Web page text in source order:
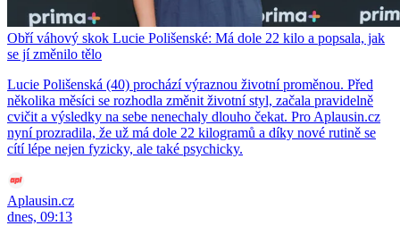
Obří váhový skok Lucie Polišenské: Má dole 22 kilo a popsala, jak
se jí změnilo tělo
Lucie Polišenská (40) prochází výraznou životní proměnou. Před
několika měsíci se rozhodla změnit životní styl, začala pravidelně
cvičit a výsledky na sebe nenechaly dlouho čekat. Pro Aplausin.cz
nyní prozradila, že už má dole 22 kilogramů a díky nové rutině se
cítí lépe nejen fyzicky, ale také psychicky.
Aplausin.cz
dnes, 09:13